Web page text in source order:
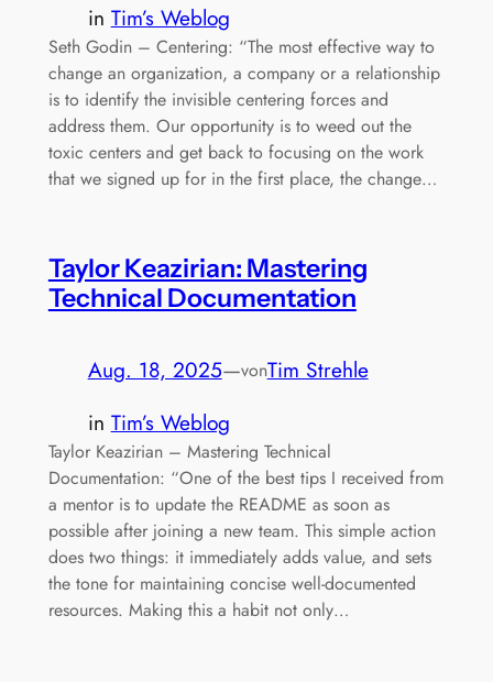
in Tim’s Weblog
Seth Godin – Centering: “The most effective way to
change an organization, a company or a relationship
is to identify the invisible centering forces and
address them. Our opportunity is to weed out the
toxic centers and get back to focusing on the work
that we signed up for in the first place, the change…
Taylor Keazirian: Mastering
Technical Documentation
Aug. 18, 2025—vonTim Strehle
in Tim’s Weblog
Taylor Keazirian – Mastering Technical
Documentation: “One of the best tips I received from
a mentor is to update the README as soon as
possible after joining a new team. This simple action
does two things: it immediately adds value, and sets
the tone for maintaining concise well-documented
resources. Making this a habit not only…